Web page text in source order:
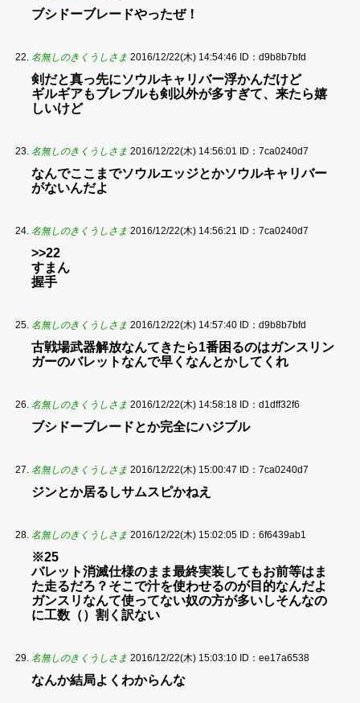
ブシドーブレードやったぜ！
名無しのきくうしさま 2016/12/22(木) 14:54:46 ID：d9b8b7bfd
剣だと真っ先にソウルキャリバー浮かんだけど
ギルギアもブレブルも剣以外が多すぎて、来たら嬉
しいけど
名無しのきくうしさま 2016/12/22(木) 14:56:01 ID：7ca0240d7
なんでここまでソウルエッジとかソウルキャリバー
がないんだよ
名無しのきくうしさま 2016/12/22(木) 14:56:21 ID：7ca0240d7
>>22
すまん
握手
名無しのきくうしさま 2016/12/22(木) 14:57:40 ID：d9b8b7bfd
古戦場武器解放なんてきたら1番困るのはガンスリン
ガーのバレットなんで早くなんとかしてくれ
名無しのきくうしさま 2016/12/22(木) 14:58:18 ID：d1dff32f6
ブシドーブレードとか完全にハジブル
名無しのきくうしさま 2016/12/22(木) 15:00:47 ID：7ca0240d7
ジンとか居るしサムスピかねえ
名無しのきくうしさま 2016/12/22(木) 15:02:05 ID：6f6439ab1
※25
バレット消滅仕様のまま最終実装してもお前等はま
た走るだろ？そこで汁を使わせるのが目的なんだよ
ガンスリなんて使ってない奴の方が多いしそんなの
に工数（）割く訳ない
名無しのきくうしさま 2016/12/22(木) 15:03:10 ID：ee17a6538
なんか結局よくわからんな